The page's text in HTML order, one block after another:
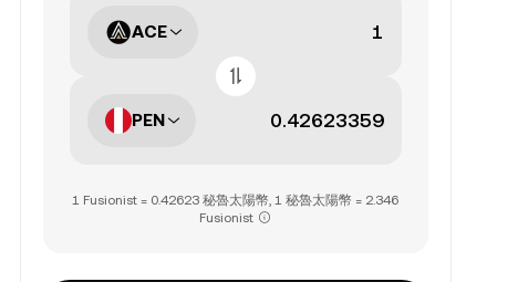
ACE
PEN
1 Fusionist = 0.42623 秘魯太陽幣, 1 秘魯太陽幣 = 2.346
Fusionist